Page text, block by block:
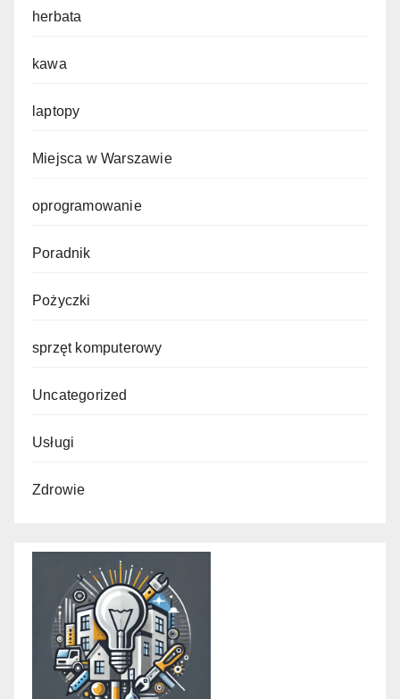
herbata
kawa
laptopy
Miejsca w Warszawie
oprogramowanie
Poradnik
Pożyczki
sprzęt komputerowy
Uncategorized
Usługi
Zdrowie